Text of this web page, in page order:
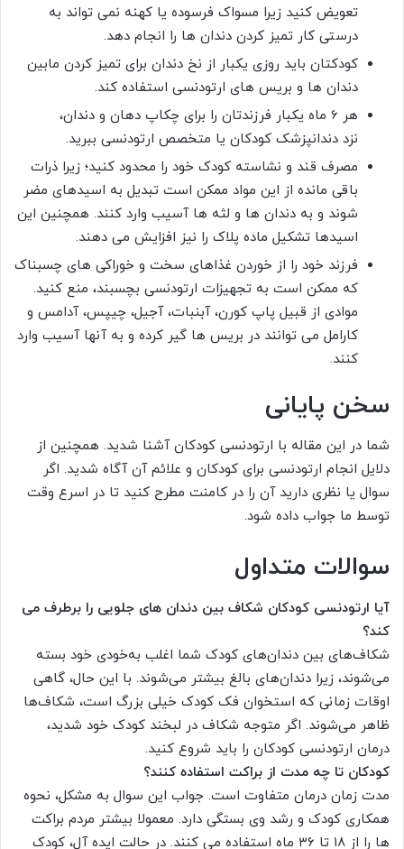
تعویض کنید زیرا مسواک فرسوده یا کهنه نمی تواند به
درستی کار تمیز کردن دندان ها را انجام دهد.
کودکتان باید روزی یکبار از نخ دندان برای تمیز کردن مابین
دندان ها و بریس های ارتودنسی استفاده کند.
هر 6 ماه یکبار فرزندتان را برای چکاپ دهان و دندان،
نزد دندانپزشک کودکان یا متخصص ارتودنسی ببرید.
مصرف قند و نشاسته کودک خود را محدود کنید؛ زیرا ذرات
باقی مانده از این مواد ممکن است تبدیل به اسیدهای مضر
شوند و به دندان ها و لثه ها آسیب وارد کنند. همچنین این
اسیدها تشکیل ماده پلاک را نیز افزایش می دهند.
فرزند خود را از خوردن غذاهای سخت و خوراکی های چسبناک
که ممکن است به تجهیزات ارتودنسی بچسبند، منع کنید.
موادی از قبیل پاپ کورن، آبنبات، آجیل، چیپس، آدامس و
کارامل می توانند در بریس ها گیر کرده و به آنها آسیب وارد
کنند.
سخن پایانی
شما در این مقاله با ارتودنسی کودکان آشنا شدید. همچنین از
دلایل انجام ارتودنسی برای کودکان و علائم آن آگاه شدید. اگر
سوال یا نظری دارید آن را در کامنت مطرح کنید تا در اسرع وقت
توسط ما جواب داده شود.
سوالات متداول
آیا ارتودنسی کودکان شکاف بین دندان های جلویی را برطرف می
کند؟
شکاف‌های بین دندان‌های کودک شما اغلب به‌خودی خود بسته
می‌شوند، زیرا دندان‌های بالغ بیشتر می‌شوند. با این حال، گاهی
اوقات زمانی که استخوان فک کودک خیلی بزرگ است، شکاف‌ها
ظاهر می‌شوند. اگر متوجه شکاف در لبخند کودک خود شدید،
درمان ارتودنسی کودکان را باید شروع کنید.
کودکان تا چه مدت از براکت استفاده کنند؟
مدت زمان درمان متفاوت است. جواب این سوال به مشکل، نحوه
همکاری کودک و رشد وی بستگی دارد. معمولا بیشتر مردم براکت
ها را از ۱۸ تا ۳۶ ماه استفاده می کنند. در حالت ایده آل، کودک